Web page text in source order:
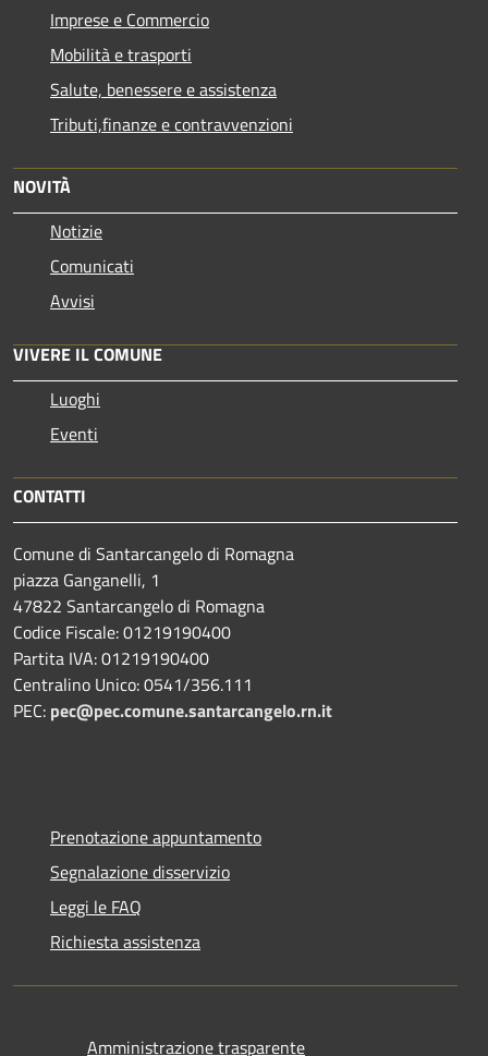
Imprese e Commercio
Mobilità e trasporti
Salute, benessere e assistenza
Tributi,finanze e contravvenzioni
NOVITÀ
Notizie
Comunicati
Avvisi
VIVERE IL COMUNE
Luoghi
Eventi
CONTATTI
Comune di Santarcangelo di Romagna
piazza Ganganelli, 1
47822 Santarcangelo di Romagna
Codice Fiscale: 01219190400
Partita IVA: 01219190400
Centralino Unico: 0541/356.111
PEC: pec@pec.comune.santarcangelo.rn.it
Prenotazione appuntamento
Segnalazione disservizio
Leggi le FAQ
Richiesta assistenza
Amministrazione trasparente